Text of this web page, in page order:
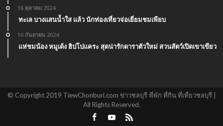
16 ตุลาคม 2024
ทะเล บางแสนน้ำใส แล้ว นักท่องเที่ยวจ่อเยี่ยมชมเพียบ
16 กันยายน 2024
แห่ชมน้อง หมูเด้ง ฮิปโปแคระ สุดน่ารักดาราตัวใหม่ สวนสัตว์เปิดเขาเขียว
© Copyright 2019 TiewChonburi.com ข่าวชลบุรี ที่พัก ที่กิน ที่เที่ยวชลบุรี |
All Rights Reserved.